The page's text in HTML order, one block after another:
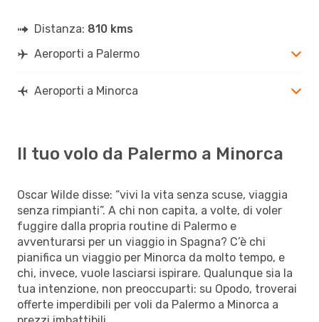
Distanza: 810 kms
Aeroporti a Palermo
Aeroporti a Minorca
Il tuo volo da Palermo a Minorca
Oscar Wilde disse: “vivi la vita senza scuse, viaggia
senza rimpianti”. A chi non capita, a volte, di voler
fuggire dalla propria routine di Palermo e
avventurarsi per un viaggio in Spagna? C’è chi
pianifica un viaggio per Minorca da molto tempo, e
chi, invece, vuole lasciarsi ispirare. Qualunque sia la
tua intenzione, non preoccuparti: su Opodo, troverai
offerte imperdibili per voli da Palermo a Minorca a